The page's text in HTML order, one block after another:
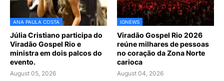
ANA PAULA COSTA
Júlia Cristiano participa do
Viradão Gospel Rio e
ministra em dois palcos do
evento.
August 05, 2026
IGNEWS
Viradão Gospel Rio 2026
reúne milhares de pessoas
no coração da Zona Norte
carioca
August 04, 2026